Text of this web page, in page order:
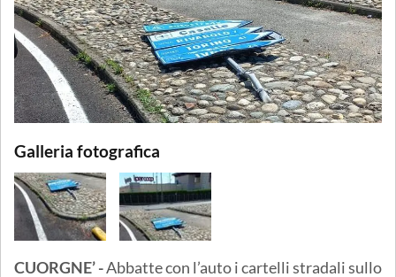
Galleria fotografica
CUORGNE’ -Abbatte con l’auto i cartelli stradali sullo